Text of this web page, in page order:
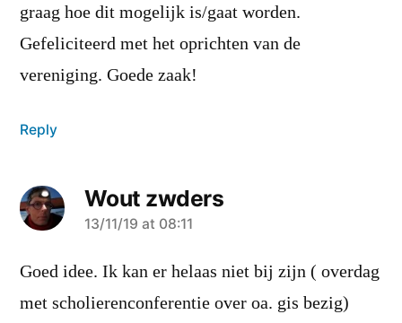
graag hoe dit mogelijk is/gaat worden.
Gefeliciteerd met het oprichten van de
vereniging. Goede zaak!
Reply
Wout zwders
says:
13/11/19 at 08:11
Goed idee. Ik kan er helaas niet bij zijn ( overdag
met scholierenconferentie over oa. gis bezig)